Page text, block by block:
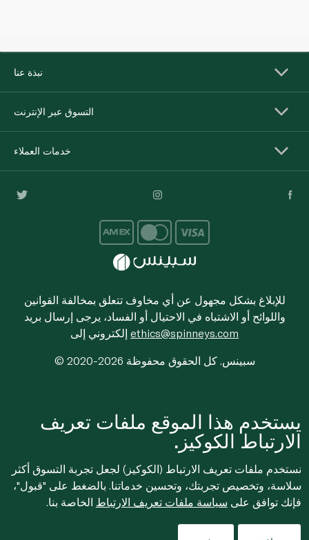
نبذة عنا
التسوق عبر الإنترنت
خدمات العملاء
للإبلاغ بشكل مجهول عن أي مخاوف تتعلق بمخالفة القوانين
واللوائح أو الاشتباه في الاحتيال أو الفساد، يرجى إرسال بريد
ethics@spinneys.com
© 2020-2026 سبينس. كل الحقوق محفوظة
يستخدم هذا الموقع ملفات تعريف
الارتباط الكوكيز.
نستخدم ملفات تعريف الارتباط (الكوكيز) لجعل تجربة التسوق أكثر
سلاسة، وتخصيص تجربتك، وتحسين خدماتنا. بالضغط على "قبول"،
فإنك توافق على سياسة ملفات تعريف الارتباط الخاصة بنا.